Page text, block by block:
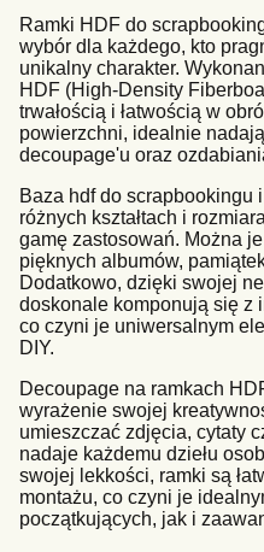
Ramki HDF do
wybór dla każdego, kto
unikalny charakter.
HDF (High-Density
trwałością i łatwością w
powierzchni, idealnie
decoupage'u oraz
Baza hdf do scrapbookingu
różnych kształtach i
gamę zastosowań. Można
pięknych albumów,
Dodatkowo, dzięki swojej
doskonale komponują się z
co czyni je uniwersalnym
DIY.
Decoupage na ramkach
wyrażenie swojej
umieszczać zdjęcia, cytaty
nadaje każdemu dziełu
swojej lekkości, ramki są
montażu, co czyni je
początkujących, jak i